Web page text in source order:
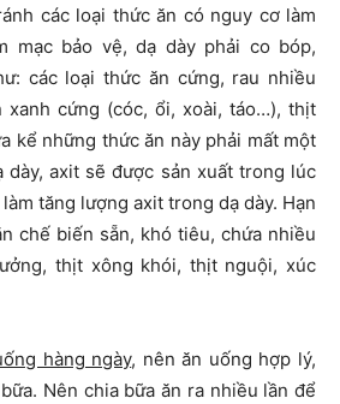
các loại thức ăn có nguy cơ làm
mạc bảo vệ, dạ dày phải co bóp,
các loại thức ăn cứng, rau nhiều
xanh cứng (cóc, ổi, xoài, táo…), thịt
kể những thức ăn này phải mất một
dày, axit sẽ được sản xuất trong lúc
tăng lượng axit trong dạ dày. Hạn
chế biến sẵn, khó tiêu, chứa nhiều
thịt xông khói, thịt nguội, xúc
hàng ngày, nên ăn uống hợp lý,
Nên chia bữa ăn ra nhiều lần để